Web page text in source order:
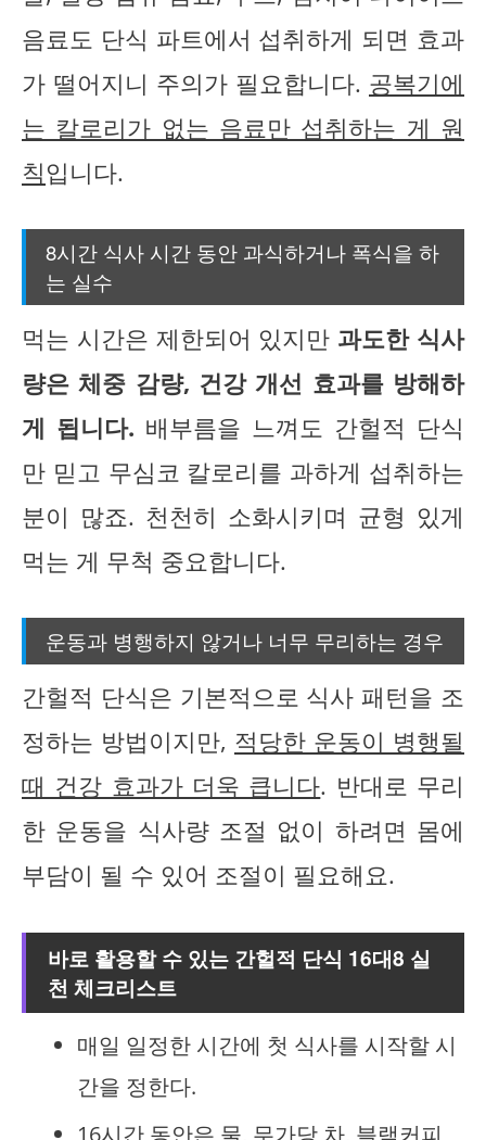
음료도 단식 파트에서 섭취하게 되면 효과
가 떨어지니 주의가 필요합니다. 공복기에
는 칼로리가 없는 음료만 섭취하는 게 원
칙입니다.
8시간 식사 시간 동안 과식하거나 폭식을 하
는 실수
먹는 시간은 제한되어 있지만 과도한 식사
량은 체중 감량, 건강 개선 효과를 방해하
게 됩니다. 배부름을 느껴도 간헐적 단식
만 믿고 무심코 칼로리를 과하게 섭취하는
분이 많죠. 천천히 소화시키며 균형 있게
먹는 게 무척 중요합니다.
운동과 병행하지 않거나 너무 무리하는 경우
간헐적 단식은 기본적으로 식사 패턴을 조
정하는 방법이지만, 적당한 운동이 병행될
때 건강 효과가 더욱 큽니다. 반대로 무리
한 운동을 식사량 조절 없이 하려면 몸에
부담이 될 수 있어 조절이 필요해요.
바로 활용할 수 있는 간헐적 단식 16대8 실
천 체크리스트
매일 일정한 시간에 첫 식사를 시작할 시
간을 정한다.